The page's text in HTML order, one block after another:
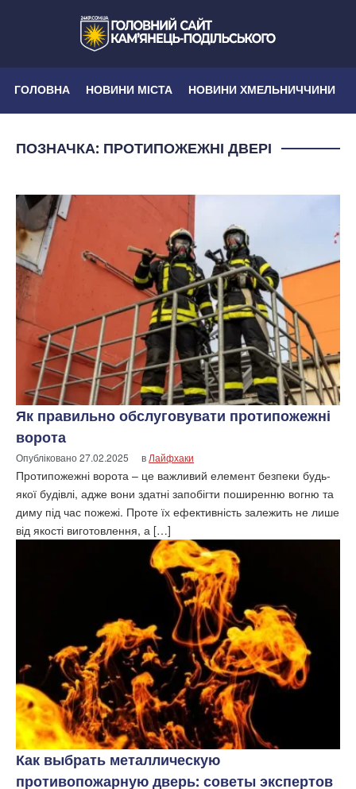
ГОЛОВНА НОВИНИ МІСТА НОВИНИ ХМЕЛЬНИЧЧИНИ
ПОЗНАЧКА: ПРОТИПОЖЕЖНІ ДВЕРІ
Як правильно обслуговувати протипожежні
ворота
Опубліковано27.02.2025 в Лайфхаки
Протипожежні ворота – це важливий елемент безпеки будь-
якої будівлі, адже вони здатні запобігти поширенню вогню та
диму під час пожежі. Проте їх ефективність залежить не лише
від якості виготовлення, а […]
Как выбрать металлическую
противопожарную дверь: советы экспертов